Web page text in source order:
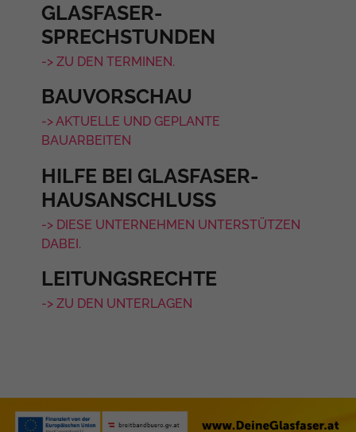
GLASFASER-
SPRECHSTUNDEN
-> ZU DEN TERMINEN.
BAUVORSCHAU
-> AKTUELLE UND GEPLANTE
BAUARBEITEN
HILFE BEI GLASFASER-
HAUSANSCHLUSS
-> DIESE UNTERNEHMEN UNTERSTÜTZEN
DABEI.
LEITUNGSRECHTE
-> ZU DEN UNTERLAGEN